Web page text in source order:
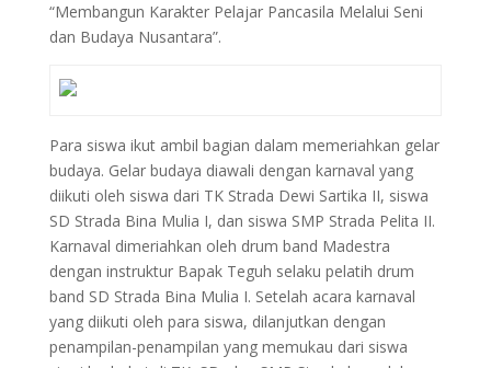
“Membangun Karakter Pelajar Pancasila Melalui Seni
dan Budaya Nusantara”.
Para siswa ikut ambil bagian dalam memeriahkan gelar
budaya. Gelar budaya diawali dengan karnaval yang
diikuti oleh siswa dari TK Strada Dewi Sartika II, siswa
SD Strada Bina Mulia I, dan siswa SMP Strada Pelita II.
Karnaval dimeriahkan oleh drum band Madestra
dengan instruktur Bapak Teguh selaku pelatih drum
band SD Strada Bina Mulia I. Setelah acara karnaval
yang diikuti oleh para siswa, dilanjutkan dengan
penampilan-penampilan yang memukau dari siswa